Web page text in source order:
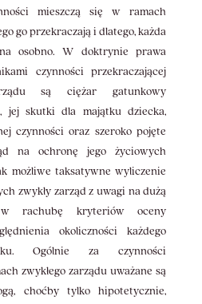
mieszczą się w ramach
go przekraczają i dlatego, każda
osobno. W doktrynie prawa
czynności przekraczającej
są ciężar gatunkowy
jej skutki dla majątku dziecka,
czynności oraz szeroko pojęte
na ochronę jego życiowych
możliwe taksatywne wyliczenie
zwykły zarząd z uwagi na dużą
rachubę kryteriów oceny
okoliczności każdego
Ogólnie za czynności
zwykłego zarządu uważane są
choćby tylko hipotetycznie,